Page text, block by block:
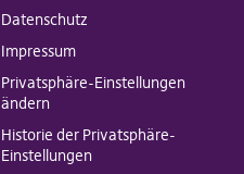
Datenschutz
Impressum
Privatsphäre-Einstellungen
ändern
Historie der Privatsphäre-
Einstellungen